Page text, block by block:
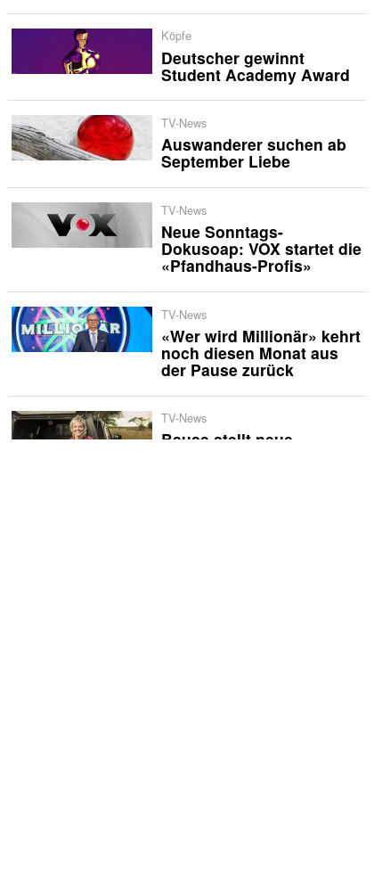
Köpfe
Deutscher gewinnt
Student Academy Award
TV-News
Auswanderer suchen ab
September Liebe
TV-News
Neue Sonntags-
Dokusoap: VOX startet die
«Pfandhaus-Profis»
TV-News
«Wer wird Millionär» kehrt
noch diesen Monat aus
der Pause zurück
TV-News
Bause stellt neue